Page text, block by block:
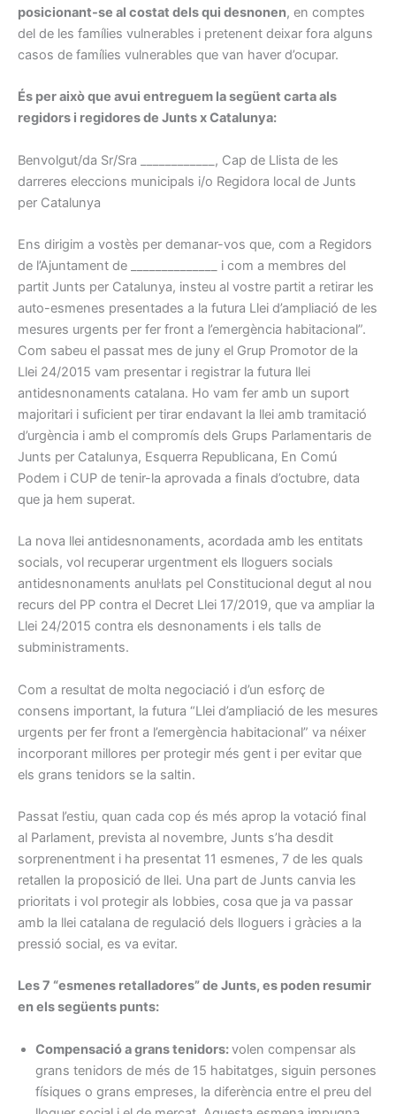
posicionant-se al costat dels qui desnonen, en comptes
del de les famílies vulnerables i pretenent deixar fora alguns
casos de famílies vulnerables que van haver d’ocupar.
És per això que avui entreguem la següent carta als
regidors i regidores de Junts x Catalunya:
Benvolgut/da Sr/Sra ____________, Cap de Llista de les
darreres eleccions municipals i/o Regidora local de Junts
per Catalunya
Ens dirigim a vostès per demanar-vos que, com a Regidors
de l’Ajuntament de ______________ i com a membres del
partit Junts per Catalunya, insteu al vostre partit a retirar les
auto-esmenes presentades a la futura Llei d’ampliació de les
mesures urgents per fer front a l’emergència habitacional”.
Com sabeu el passat mes de juny el Grup Promotor de la
Llei 24/2015 vam presentar i registrar la futura llei
antidesnonaments catalana. Ho vam fer amb un suport
majoritari i suficient per tirar endavant la llei amb tramitació
d’urgència i amb el compromís dels Grups Parlamentaris de
Junts per Catalunya, Esquerra Republicana, En Comú
Podem i CUP de tenir-la aprovada a finals d’octubre, data
que ja hem superat.
La nova llei antidesnonaments, acordada amb les entitats
socials, vol recuperar urgentment els lloguers socials
antidesnonaments anul·lats pel Constitucional degut al nou
recurs del PP contra el Decret Llei 17/2019, que va ampliar la
Llei 24/2015 contra els desnonaments i els talls de
subministraments.
Com a resultat de molta negociació i d’un esforç de
consens important, la futura “Llei d’ampliació de les mesures
urgents per fer front a l’emergència habitacional” va néixer
incorporant millores per protegir més gent i per evitar que
els grans tenidors se la saltin.
Passat l’estiu, quan cada cop és més aprop la votació final
al Parlament, prevista al novembre, Junts s’ha desdit
sorprenentment i ha presentat 11 esmenes, 7 de les quals
retallen la proposició de llei. Una part de Junts canvia les
prioritats i vol protegir als lobbies, cosa que ja va passar
amb la llei catalana de regulació dels lloguers i gràcies a la
pressió social, es va evitar.
Les 7 “esmenes retalladores” de Junts, es poden resumir
en els següents punts:
Compensació a grans tenidors:volen compensar als
grans tenidors de més de 15 habitatges, siguin persones
físiques o grans empreses, la diferència entre el preu del